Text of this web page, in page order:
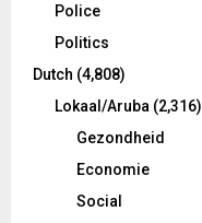
Police
Politics
Dutch (4,808)
Lokaal/Aruba (2,316)
Gezondheid
Economie
Social